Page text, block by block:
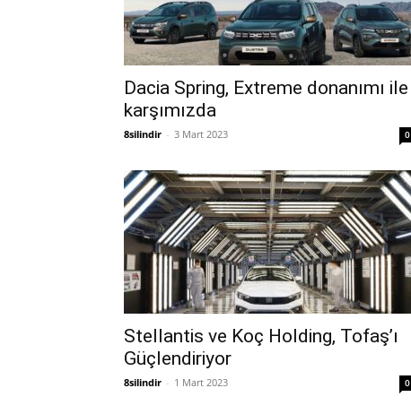
Dacia Spring, Extreme donanımı ile
karşımızda
8silindir - 3 Mart 2023 0
Stellantis ve Koç Holding, Tofaş’ı
Güçlendiriyor
8silindir - 1 Mart 2023 0